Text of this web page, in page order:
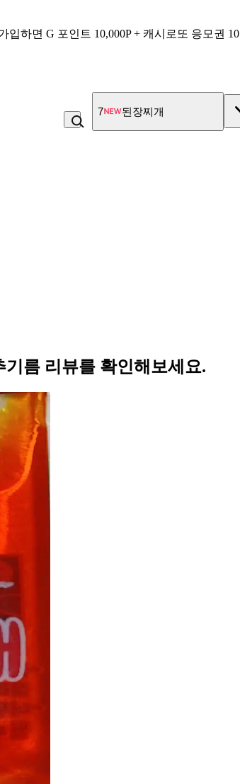
입하면 G 포인트 10,000P + 캐시로또 응모권
7 된장찌개
름 리뷰를 확인해보세요.